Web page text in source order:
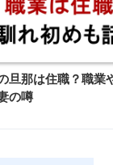
旦那は住職？職業
の噂